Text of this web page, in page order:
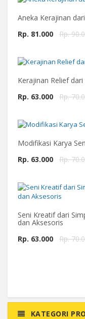
Aneka Kerajinan
Rp. 81.000
Rp.
Kerajinan Relief
Rp. 63.000
Rp.
Modifikasi Karya
Rp. 63.000
Rp.
Seni Kreatif dari
dan Aksesoris
Rp. 63.000
Rp.
KATEGORI